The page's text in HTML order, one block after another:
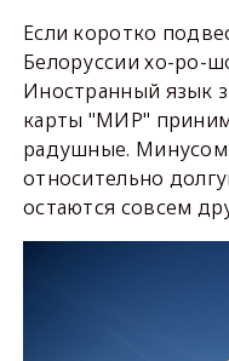
Если коротко
Белоруссии хо-ро-
Иностранный язык
карты "МИР"
радушные.
относительно
остаются совсем